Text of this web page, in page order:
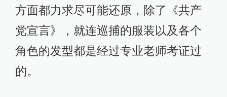
方面都力求尽可能还原，除了《共产
党宣言》，就连巡捕的服装以及各个
角色的发型都是经过专业老师考证过
的。